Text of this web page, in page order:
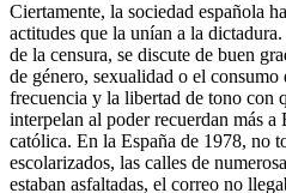
Ciertamente, la sociedad española
actitudes que la unían a la
de la censura, se discute de buen
de género, sexualidad o el consumo
frecuencia y la libertad de tono con
interpelan al poder recuerdan más
católica. En la España de 1978, no
escolarizados, las calles de
estaban asfaltadas, el correo no